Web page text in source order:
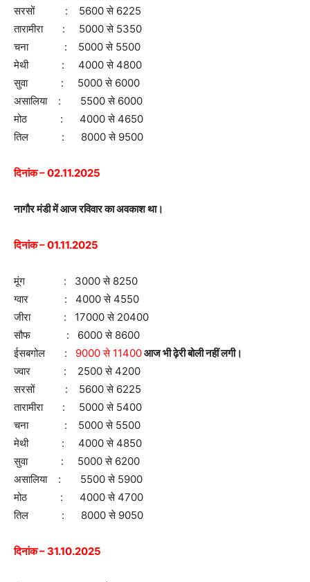
सरसों : 5600 से 6225
तारामीरा : 5000 से 5350
चना : 5000 से 5500
मेथी : 4000 से 4800
सुवा : 5000 से 6000
असालिया : 5500 से 6000
मोठ : 4000 से 4650
तिल : 8000 से 9500
दिनांक – 02.11.2025
नागौर मंडी में आज रविवार का अवकाश था।
दिनांक – 01.11.2025
मूंग : 3000 से 8250
ग्वार : 4000 से 4550
जीरा : 17000 से 20400
सौफ : 6000 से 8600
ईसबगोल : 9000 से 11400आज भी ढ़ेरी बोली नहीं लगी।
ज्वार : 2500 से 4200
सरसों : 5600 से 6225
तारामीरा : 5000 से 5400
चना : 5000 से 5500
मेथी : 4000 से 4850
सुवा : 5000 से 6200
असालिया : 5500 से 5900
मोठ : 4000 से 4700
तिल : 8000 से 9050
दिनांक – 31.10.2025